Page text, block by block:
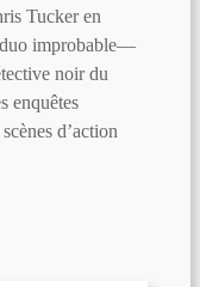
Tucker en
duo improbable—
noir du
enquêtes
d’action